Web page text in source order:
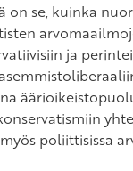
on se, kuinka
ja
poliittisissa